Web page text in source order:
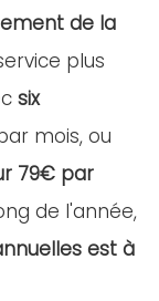
de la
plus
six
mois, ou
79€ par
de l'année,
est à